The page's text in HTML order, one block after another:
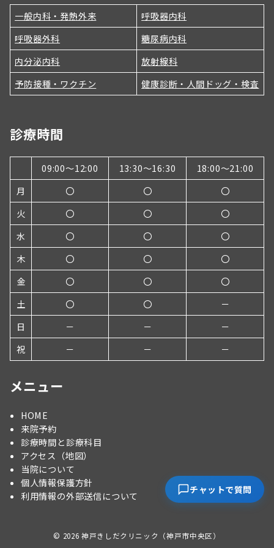
一般内科・発熱外来
呼吸器内科
呼吸器外科
糖尿病内科
内分泌内科
放射線科
予防接種・ワクチン
健康診断・人間ドッグ・検査
診療時間
09:00～12:00 13:30～16:30
18:00〜21:00
月
〇 〇
〇
火
〇 〇
〇
水
〇 〇
〇
木
〇 〇
〇
金
〇 〇
〇
土
〇 〇
－
日
－ －
－
祝
－ － －
メニュー
HOME
来院予約
診療時間と診療科目
アクセス（地図）
当院について
個人情報保護方針
利用情報の外部送信について
© 2026 神戸きしだクリニック（神戸市中央区）
チャットで質問